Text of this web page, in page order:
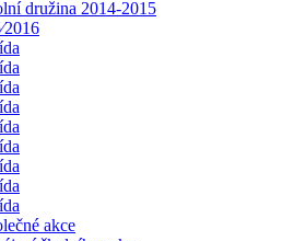
družina 2014-2015
akce